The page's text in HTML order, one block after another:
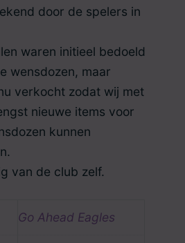
door de spelers in
waren initieel bedoeld
wensdozen, maar
verkocht zodat wij met
nieuwe items voor
kunnen
van de club zelf.
Go Ahead Eagles